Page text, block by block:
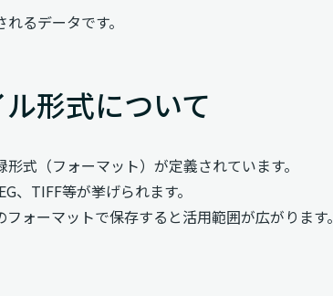
るデータです。
形式について
式（フォーマット）が定義されています。
、TIFF等が挙げられます。
ォーマットで保存すると活用範囲が広がります。